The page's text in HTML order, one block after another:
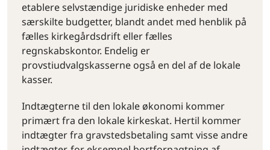
etablere selvstændige juridiske enheder med
særskilte budgetter, blandt andet med henblik på
fælles kirkegårdsdrift eller fælles
regnskabskontor. Endelig er
provstiudvalgskasserne også en del af de lokale
kasser.
Indtægterne til den lokale økonomi kommer
primært fra den lokale kirkeskat. Hertil kommer
indtægter fra gravstedsbetaling samt visse andre